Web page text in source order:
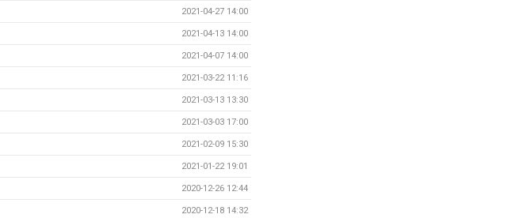
2021-04-27 14:00
2021-04-13 14:00
2021-04-07 14:00
2021-03-22 11:16
2021-03-13 13:30
2021-03-03 17:00
2021-02-09 15:30
2021-01-22 19:01
2020-12-26 12:44
2020-12-18 14:32